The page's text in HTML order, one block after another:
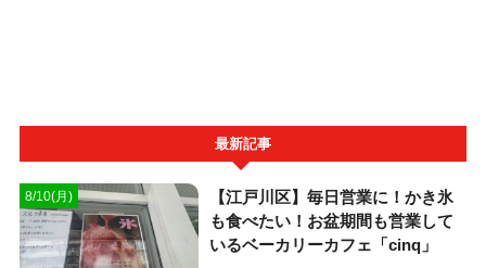
最新記事
8/10(月)
【江戸川区】毎日営業に！かき氷
も食べたい！お盆期間も営業して
いるベーカリーカフェ「cinq」